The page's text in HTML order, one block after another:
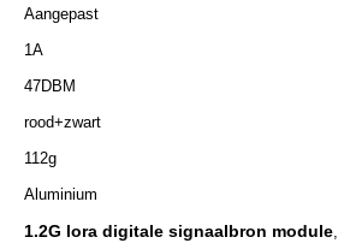
Aangepast
1A
47DBM
rood+zwart
112g
Aluminium
1.2G lora digitale signaalbron module,